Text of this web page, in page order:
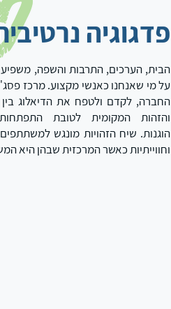
פדגוגיה
הבית, הערכים, התרבות והשפה,
על מי שאנחנו כאנשי מקצוע.מרכז
החברה, לקדם ולטפח את הדיאלוג
והזהות המקומיתלטובת
הוגנות. שיח הזהויות מונגש
וחווייתיות כאשר המרכזית שבהן היא